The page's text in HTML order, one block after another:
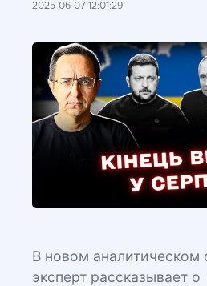
2025-06-07 12:01:29
В новом аналитическом
эксперт рассказывает о